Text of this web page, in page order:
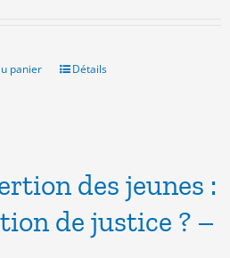
panier Détails
des jeunes :
de justice ? –